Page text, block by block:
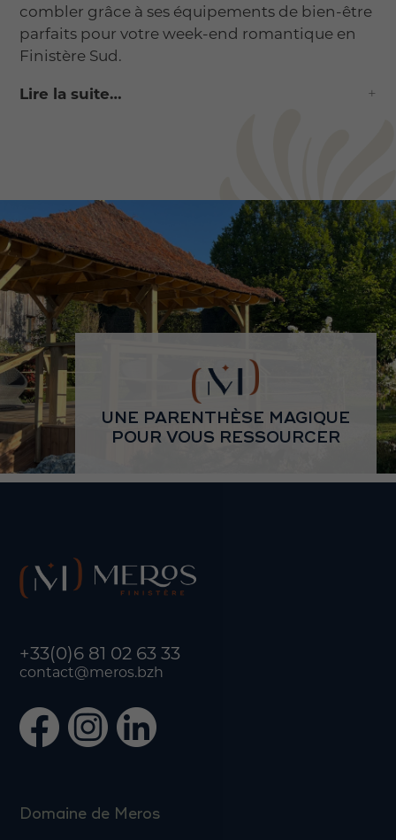
combler grâce à ses équipements de bien-être
parfaits pour votre week-end romantique en
Finistère Sud.
Lire la suite…
UNE PARENTHÈSE MAGIQUE
POUR VOUS RESSOURCER
+33(0)6 81 02 63 33
contact@meros.bzh
Domaine de Meros